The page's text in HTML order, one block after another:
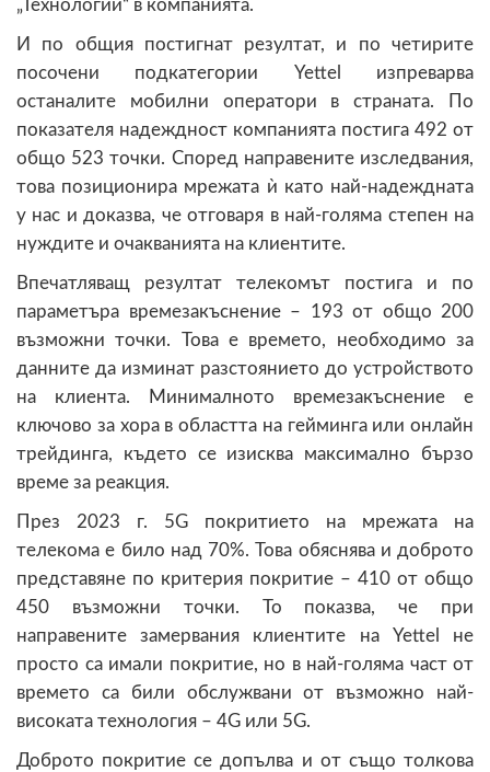
„Технологии“ в компанията.
И по общия постигнат резултат, и по четирите
посочени подкатегории Yettel изпреварва
останалите мобилни оператори в страната. По
показателя надеждност компанията постига 492 от
общо 523 точки. Според направените изследвания,
това позиционира мрежата ѝ като най-надеждната
у нас и доказва, че отговаря в най-голяма степен на
нуждите и очакванията на клиентите.
Впечатляващ резултат телекомът постига и по
параметъра времезакъснение – 193 от общо 200
възможни точки. Това е времето, необходимо за
данните да изминат разстоянието до устройството
на клиента. Минималното времезакъснение е
ключово за хора в областта на гейминга или онлайн
трейдинга, където се изисква максимално бързо
време за реакция.
През 2023 г. 5G покритието на мрежата на
телекома е било над 70%. Това обяснява и доброто
представяне по критерия покритие – 410 от общо
450 възможни точки. То показва, че при
направените замервания клиентите на Yettel не
просто са имали покритие, но в най-голяма част от
времето са били обслужвани от възможно най-
високата технология – 4G или 5G.
Доброто покритие се допълва и от също толкова